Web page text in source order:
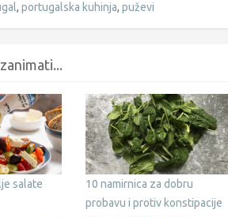
, portugalska kuhinja, puževi
salate
10 namirnica za dobru
probavu i protiv konstipacije